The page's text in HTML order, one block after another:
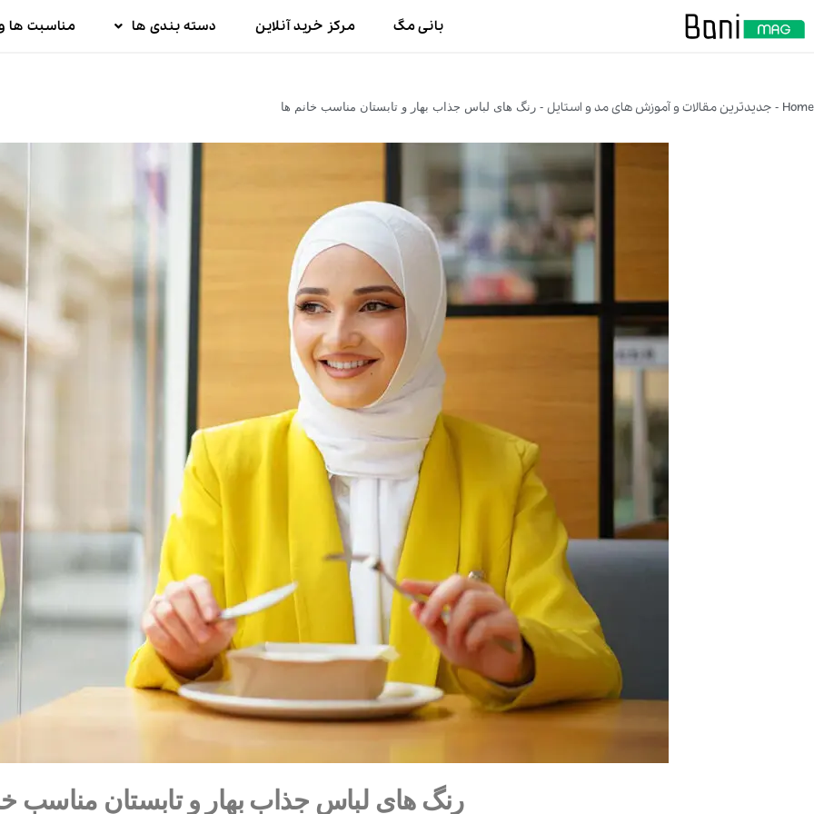
بانی مگ مرکز خرید آنلاین دسته بندی ها مناسبت ها
Home
- جدیدترین مقالات و آموزش های مد و استایل - رنگ‌ های لباس جذاب بهار و تابستان مناسب خانم ها
رنگ‌ های لباس جذاب بهار و تابستان مناسب